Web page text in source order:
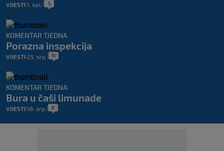
VIJESTI 1. kol. 5
KOMENTAR TJEDNA
Porazna inspekcija
VIJESTI 25. srp. 11
KOMENTAR TJEDNA
Bura u čaši limunade
VIJESTI 18. srp. 0